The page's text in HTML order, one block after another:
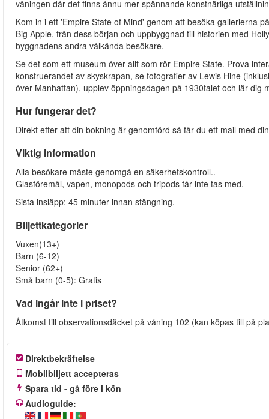
våningen där det finns ännu mer spännande konstnärliga
Kom in i ett 'Empire State of Mind' genom att besöka gallerierna
Big Apple, från dess början och uppbyggnad till historien med
byggnadens andra välkända besökare.
Se det som ett museum över allt som rör Empire State. Prova
konstruerandet av skyskrapan, se fotografier av Lewis Hine
över Manhattan), upplev öppningsdagen på 1930talet och lär
Hur fungerar det?
Direkt efter att din bokning är genomförd så får du ett mail med
Viktig information
Alla besökare måste genomgå en säkerhetskontroll..
Glasföremål, vapen, monopods och tripods får inte tas med.
Sista insläpp: 45 minuter innan stängning.
Biljettkategorier
Vuxen(13+)
Barn (6-12)
Senior (62+)
Små barn (0-5): Gratis
Vad ingår inte i priset?
Åtkomst till observationsdäcket på våning 102 (kan köpas till på
Direktbekräftelse
Mobilbiljett accepteras
Spara tid - gå före i kön
Audioguide: